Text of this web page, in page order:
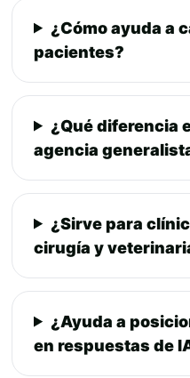
¿Cómo ayuda a
pacientes?
¿Qué diferencia
agencia
¿Sirve para
cirugía y
¿Ayuda a
en respuestas de